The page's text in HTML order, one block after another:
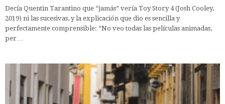
Decía Quentin Tarantino que “jamás” vería Toy Story 4 (Josh Cooley,
2019) ni las sucesivas, y la explicación que dio es sencilla y
perfectamente comprensible: “No veo todas las películas animadas,
per…